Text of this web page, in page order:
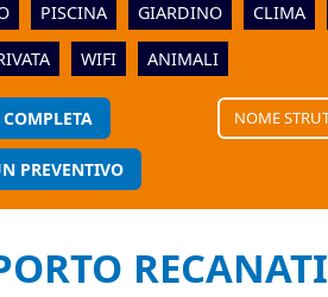
PISCINA GIARDINO CLIMA
WIFI ANIMALI
PREVENTIVO
RECANATI